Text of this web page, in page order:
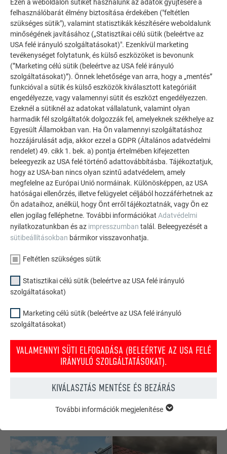
INSPIRÁLÓDJON
TOVÁBBI ÉPÜLETEK
A PREFA referencia galéria bemutatja, milyen
sokoldalúan felhasználható az alumínium. Fedezzen fel
további lenyűgöző projekteket a tartós PREFA
alumínium megoldásokkal tetőkhöz, napelemekhez és
homlokzatokhoz.
TEKINTSE MEG TOVÁBBI REFERENCIÁINKAT
PREFA tető- és homlokzati konfigurátor
Tervezze meg (álmai) házát a PREFA online konfigurátorral.
Válasszon számos terméket és színt a tető és homlokzat
INSPIRÁLÓDJON MOST!
Ezen a weboldalon sütiket használunk az adatok gyűjtésére a
felhasználóbarát élmény biztosítása érdekében ("feltétlen
szükséges sütik"), valamint statisztikák készítésére weboldalunk
minőségének javításához („Statisztikai célú sütik (beleértve az
USA felé irányuló szolgáltatásokat)". Ezenkívül marketing
tevékenységet folytatunk, és külső eszközöket is bevonunk
(”Marketing célú sütik (beleértve az USA felé irányuló
szolgáltatásokat)”). Önnek lehetősége van arra, hogy a „mentés”
funkcióval a sütik és külső eszközök kiválasztott kategóriáit
engedélyezze, vagy valamennyi sütit és eszközt engedélyezzen.
Ezeknél a sütiknél az adatokat vállalatunk, valamint olyan
harmadik fél szolgáltatók dolgozzák fel, amelyeknek székhelye az
Egyesült Államokban van. Ha Ön valamennyi szolgáltatáshoz
hozzájárulását adja, akkor ezzel a GDPR (Általános adatvédelmi
rendelet) 49. cikk 1. bek. a) pontja értelmében kifejezetten
beleegyezik az USA felé történő adattovábbításba. Tájékoztatjuk,
hogy az USA-ban nincs olyan szintű adatvédelem, amely
megfelelne az Európai Unió normáinak. Különösképpen, az USA
hatóságai ellenőrzés, illetve felügyelet céljából hozzáférhetnek az
Ön adataihoz, anélkül, hogy Önt erről tájékoztatnák, vagy Ön ez
ellen jogilag felléphetne. További információkat Adatvédelmi
nyilatkozatunkban és az impresszumban talál. Beleegyezését a
sütibeállításokban bármikor visszavonhatja.
Feltétlen szükséges sütik
Statisztikai célú sütik (beleértve az USA felé irányuló
szolgáltatásokat)
Marketing célú sütik (beleértve az USA felé irányuló
szolgáltatásokat)
VALAMENNYI SÜTI ELFOGADÁSA (BELEÉRTVE AZ USA FELÉ
IRÁNYULÓ SZOLGÁLTATÁSOKAT).
KIVÁLASZTÁS MENTÉSE ÉS BEZÁRÁS
FELTÉTLEN SZÜKSÉGES SÜTIK
Ezzel biztosítható, hogy a weboldal kifogástalanul működjön.
További információk megjelenítése